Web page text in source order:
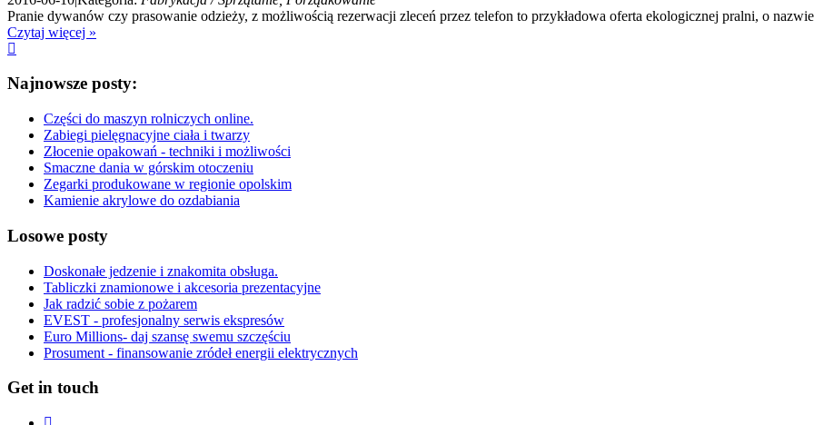
Pranie dywanów czy prasowanie odzieży, z możliwością rezerwacji zleceń przez telefon to przykładowa oferta ekologicznej pralni, o
Czytaj więcej »
Najnowsze posty:
Części do maszyn rolniczych online.
Zabiegi pielęgnacyjne ciała i twarzy
Złocenie opakowań - techniki i możliwości
Smaczne dania w górskim otoczeniu
Zegarki produkowane w regionie opolskim
Kamienie akrylowe do ozdabiania
Losowe posty
Doskonałe jedzenie i znakomita obsługa.
Tabliczki znamionowe i akcesoria prezentacyjne
Jak radzić sobie z pożarem
EVEST - profesjonalny serwis ekspresów
Euro Millions- daj szansę swemu szczęściu
Prosument - finansowanie zródeł energii elektrycznych
Get in touch